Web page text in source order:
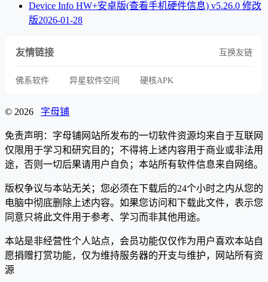
Device Info HW+安卓版(查看手机硬件信息) v5.26.0 修改
版2026-01-28
友情链接 互换友链
佛系软件 异星软件空间 硬核APK
© 2026 字母铺
免责声明：字母铺网站所发布的一切软件资源均来自于互联网
仅限用于学习和研究目的；不得将上述内容用于商业或非法用
途，否则一切后果请用户自负；本站所有软件信息来自网络。
版权争议与本站无关；您必须在下载后的24个小时之内从您的
电脑中彻底删除上述内容。如果您访问和下载此文件，表示您
同意只将此文件用于参考、学习而非其他用途。
本站是非经营性个人站点，会员功能仅仅作为用户喜欢本站自
愿捐赠打赏功能，仅为维持服务器的开支与维护，网站所有资
源